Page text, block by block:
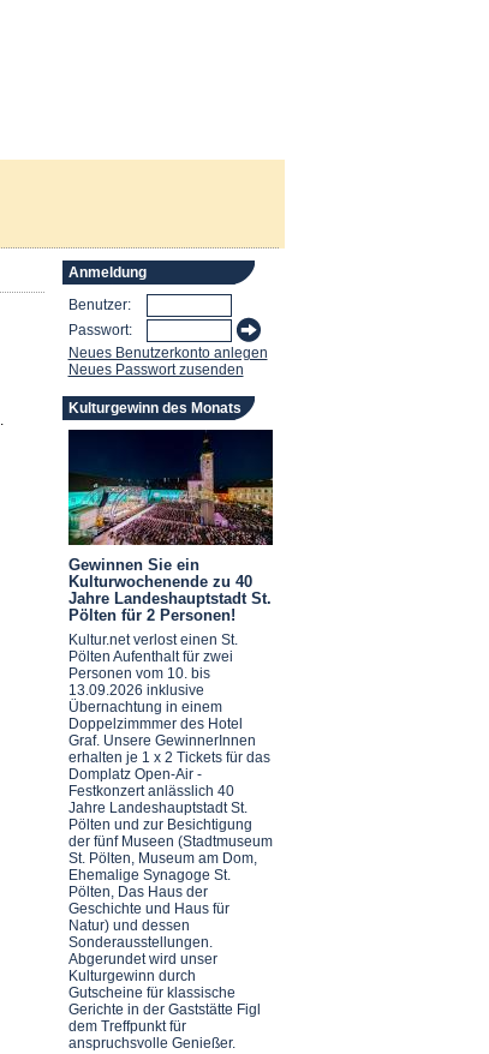
Anmeldung
Benutzer:
Passwort:
Neues Benutzerkonto anlegen
Neues Passwort zusenden
Kulturgewinn des Monats
Gewinnen Sie ein
Kulturwochenende zu 40
Jahre Landeshauptstadt St.
Pölten für 2 Personen!
Kultur.net verlost einen St.
Pölten Aufenthalt für zwei
Personen vom 10. bis
13.09.2026 inklusive
Übernachtung in einem
Doppelzimmmer des Hotel
Graf. Unsere GewinnerInnen
erhalten je 1 x 2 Tickets für das
Domplatz Open-Air -
Festkonzert anlässlich 40
Jahre Landeshauptstadt St.
Pölten und zur Besichtigung
der fünf Museen (Stadtmuseum
St. Pölten, Museum am Dom,
Ehemalige Synagoge St.
Pölten, Das Haus der
Geschichte und Haus für
Natur) und dessen
Sonderausstellungen.
Abgerundet wird unser
Kulturgewinn durch
Gutscheine für klassische
Gerichte in der Gaststätte Figl
dem Treffpunkt für
anspruchsvolle Genießer.